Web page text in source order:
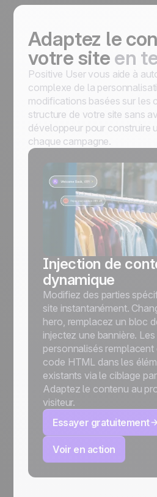
Adaptez le
votre site en
Positive User vous aide à
complexe de la
modifications basées sur les
structure de votre site sans
développeur pour construire
chaque campagne.
Injection de
dynamique
Modifiez des parties
site instantanément.
hero, remplacez un bloc
injectez une bannière.
personnalisés
code HTML dans les
existants via le ciblage
Adaptez le contenu au
visiteur.
Essayer gratuitement
Voir en action